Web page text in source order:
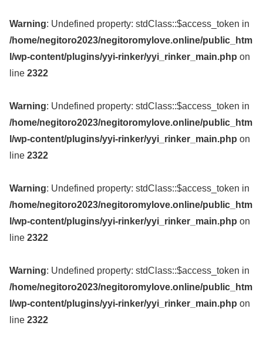
Warning: Undefined property: stdClass::$access_token in
/home/negitoro2023/negitoromylove.online/public_htm
l/wp-content/plugins/yyi-rinker/yyi_rinker_main.php on
line 2322
Warning: Undefined property: stdClass::$access_token in
/home/negitoro2023/negitoromylove.online/public_htm
l/wp-content/plugins/yyi-rinker/yyi_rinker_main.php on
line 2322
Warning: Undefined property: stdClass::$access_token in
/home/negitoro2023/negitoromylove.online/public_htm
l/wp-content/plugins/yyi-rinker/yyi_rinker_main.php on
line 2322
Warning: Undefined property: stdClass::$access_token in
/home/negitoro2023/negitoromylove.online/public_htm
l/wp-content/plugins/yyi-rinker/yyi_rinker_main.php on
line 2322